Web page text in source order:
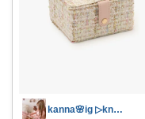
kanna🌸ig ▷knn.room